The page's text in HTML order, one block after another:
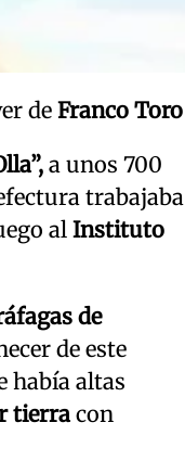
de Franco Toro
a unos 700
trabajaba
alInstituto
de
de este
había altas
tierracon